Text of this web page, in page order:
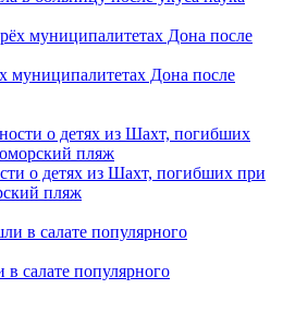
муниципалитетах Дона после
о детях из Шахт, погибших при
пляж
салате популярного